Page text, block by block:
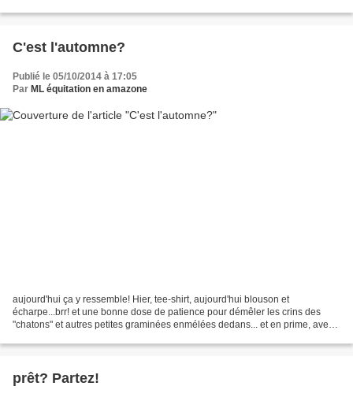
C'est l'automne?
Publié le 05/10/2014 à 17:05
Par ML équitation en amazone
aujourd'hui ça y ressemble! Hier, tee-shirt, aujourd'hui blouson et
écharpe...brr! et une bonne dose de patience pour démêler les crins des
"chatons" et autres petites graminées enmélées dedans... et en prime, avec
prêt? Partez!